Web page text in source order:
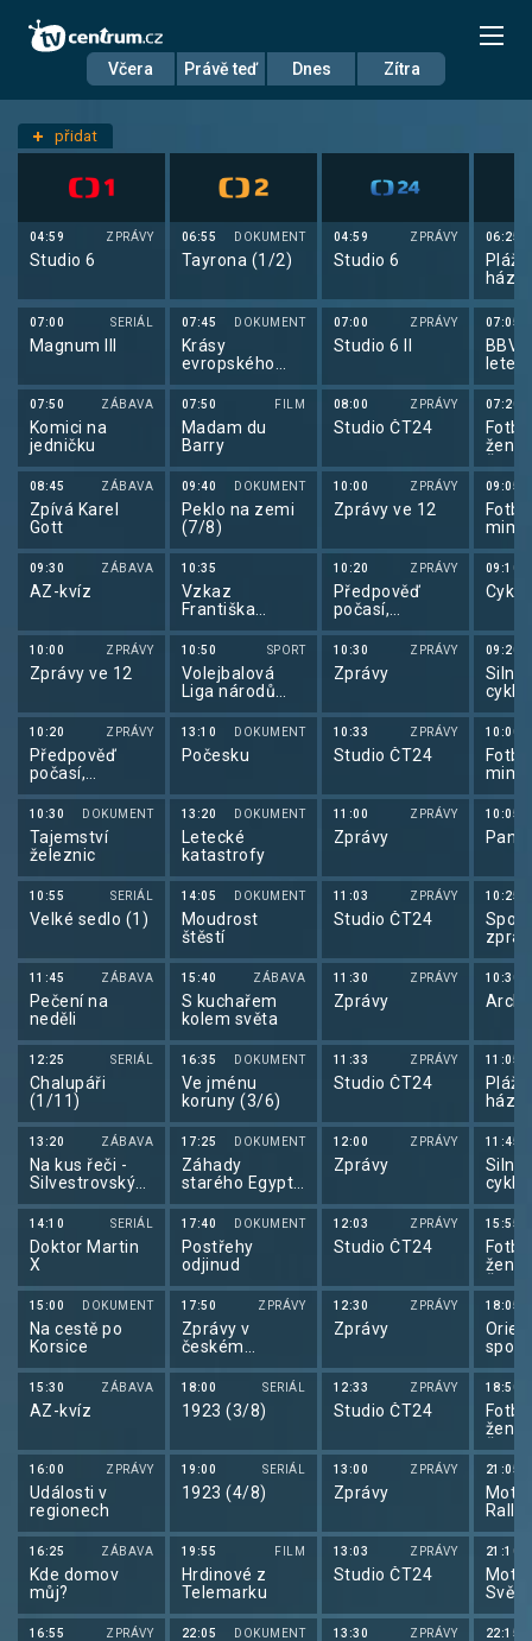
Včera Právě teď Dnes Zítra
Datum
Nastavení stanic
přidat
04:59 ZPRÁVY
Studio 6
07:00 SERIÁL
Magnum III
07:50 ZÁBAVA
Komici na
jedničku
08:45 ZÁBAVA
Zpívá Karel
Gott
09:30 ZÁBAVA
AZ-kvíz
10:00 ZPRÁVY
Zprávy ve 12
10:20 ZPRÁVY
Předpověď
počasí,
Sportovní
zprávy,
Události v
regionech plus
10:30 DOKUMENT
Tajemství
železnic
10:55 SERIÁL
Velké sedlo (1)
11:45 ZÁBAVA
Pečení na
neděli
12:25 SERIÁL
Chalupáři
(1/11)
13:20 ZÁBAVA
Na kus řeči -
Silvestrovský
koktejl
Miroslava
Donutila
14:10 SERIÁL
Doktor Martin
X
15:00 DOKUMENT
Na cestě po
Korsice
15:30 ZÁBAVA
AZ-kvíz
16:00 ZPRÁVY
Události v
regionech
16:25 ZÁBAVA
Kde domov
můj?
16:55 ZPRÁVY
06:55 DOKUMENT
Tayrona (1/2)
07:45 DOKUMENT
Krásy
evropského
pobřeží
07:50 FILM
Madam du
Barry
09:40 DOKUMENT
Peklo na zemi
(7/8)
10:35
Vzkaz
Františka
Jiráska
10:50 SPORT
Volejbalová
Liga národů
žen 2025
13:10 DOKUMENT
Počesku
13:20 DOKUMENT
Letecké
katastrofy
14:05 DOKUMENT
Moudrost
štěstí
15:40 ZÁBAVA
S kuchařem
kolem světa
16:35 DOKUMENT
Ve jménu
koruny (3/6)
17:25 DOKUMENT
Záhady
starého Egypta
(6/10)
17:40 DOKUMENT
Postřehy
odjinud
17:50 ZPRÁVY
Zprávy v
českém
znakovém
jazyce
18:00 SERIÁL
1923 (3/8)
19:00 SERIÁL
1923 (4/8)
19:55 FILM
Hrdinové z
Telemarku
22:05 DOKUMENT
04:59 ZPRÁVY
Studio 6
07:00 ZPRÁVY
Studio 6 II
08:00 ZPRÁVY
Studio ČT24
10:00 ZPRÁVY
Zprávy ve 12
10:20 ZPRÁVY
Předpověď
počasí,
sportovní
zprávy
10:30 ZPRÁVY
Zprávy
10:33 ZPRÁVY
Studio ČT24
11:00 ZPRÁVY
Zprávy
11:03 ZPRÁVY
Studio ČT24
11:30 ZPRÁVY
Zprávy
11:33 ZPRÁVY
Studio ČT24
12:00 ZPRÁVY
Zprávy
12:03 ZPRÁVY
Studio ČT24
12:30 ZPRÁVY
Zprávy
12:33 ZPRÁVY
Studio ČT24
13:00 ZPRÁVY
Zprávy
13:03 ZPRÁVY
Studio ČT24
13:30 ZPRÁVY
06:25
07:05
BBV
07:20
žen
09:05
09:10
09:20
de
10:00
10:05
10:25
10:30
11:05
11:45
de
15:55
žen
18:05
běhu
18:50
žen
21:05
Rally
21:10
Svět
22:15